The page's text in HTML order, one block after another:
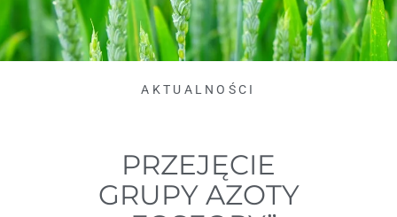
AKTUALNOŚCI
PRZEJĘCIE
GRUPY AZOTY